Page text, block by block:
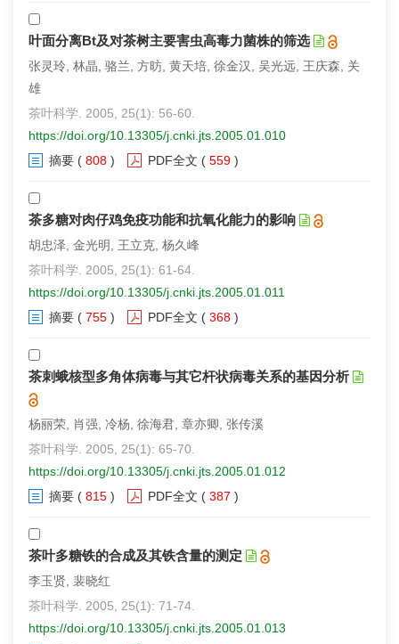
叶面分离Bt及对茶树主要害虫高毒力菌株的筛选
张灵玲, 林晶, 骆兰, 方昉, 黄天培, 徐金汉, 吴光远, 王庆森, 关
雄
茶叶科学. 2005, 25(1): 56-60.
https://doi.org/10.13305/j.cnki.jts.2005.01.010
摘要 ( 808 ) PDF全文 ( 559 )
茶多糖对肉仔鸡免疫功能和抗氧化能力的影响
胡忠泽, 金光明, 王立克, 杨久峰
茶叶科学. 2005, 25(1): 61-64.
https://doi.org/10.13305/j.cnki.jts.2005.01.011
摘要 ( 755 ) PDF全文 ( 368 )
茶刺蛾核型多角体病毒与其它杆状病毒关系的基因分析
杨丽荣, 肖强, 冷杨, 徐海君, 章亦卿, 张传溪
茶叶科学. 2005, 25(1): 65-70.
https://doi.org/10.13305/j.cnki.jts.2005.01.012
摘要 ( 815 ) PDF全文 ( 387 )
茶叶多糖铁的合成及其铁含量的测定
李玉贤, 裴晓红
茶叶科学. 2005, 25(1): 71-74.
https://doi.org/10.13305/j.cnki.jts.2005.01.013